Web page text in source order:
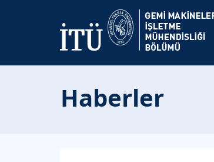
Haberler